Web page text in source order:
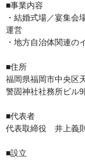
■事業内容
・結婚式場／宴集会
運営
・地方自治体関連の
■住所
福岡県福岡市中央区
警固神社社務所ビル
■代表者
代表取締役　井上義則
■設立